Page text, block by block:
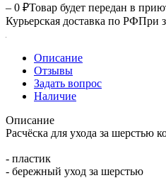
– 0 ₽Товар будет передан в
Курьерская доставка по РФПри
Описание
Отзывы
Задать вопрос
Наличие
Описание
Расчёска для ухода за шерстью
- пластик
- бережный уход за шерстью